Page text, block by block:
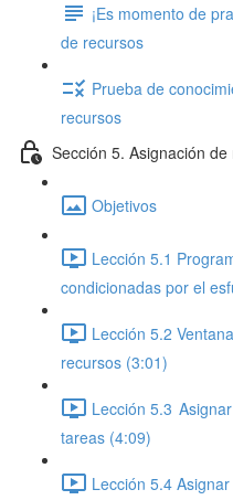
¡Es momento de
de recursos
Prueba de
recursos
Sección 5. Asignación
Objetivos
Lección 5.1
condicionadas por el
Lección 5.2
recursos (3:01)
Lección 5.3
tareas (4:09)
Lección 5.4